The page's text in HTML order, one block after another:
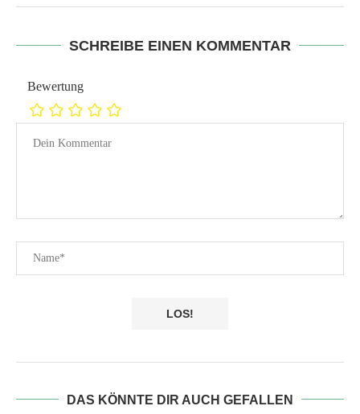
SCHREIBE EINEN KOMMENTAR
Bewertung
DAS KÖNNTE DIR AUCH GEFALLEN